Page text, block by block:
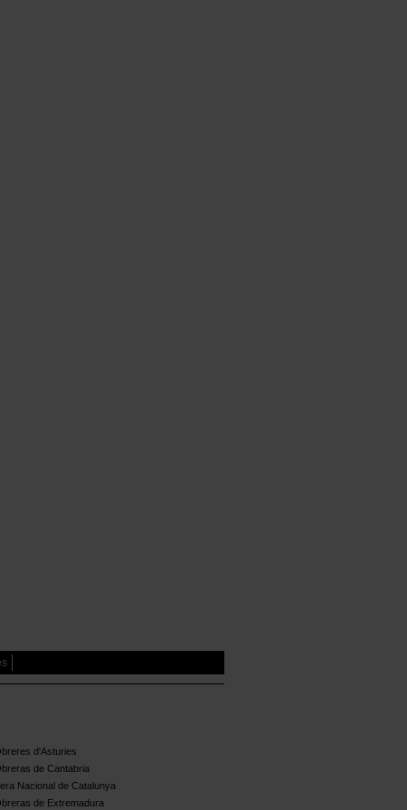
d'Asturies
de Cantabria
Nacional de Catalunya
de Extremadura